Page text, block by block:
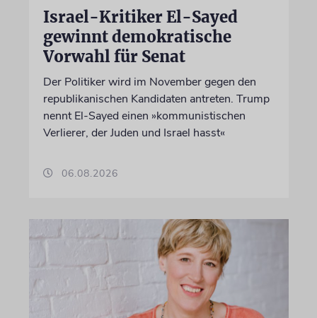
Israel-Kritiker El-Sayed
gewinnt demokratische
Vorwahl für Senat
Der Politiker wird im November gegen den
republikanischen Kandidaten antreten. Trump
nennt El-Sayed einen »kommunistischen
Verlierer, der Juden und Israel hasst«
06.08.2026